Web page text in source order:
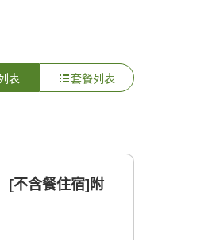
表 套餐列表
[不含餐住宿]附